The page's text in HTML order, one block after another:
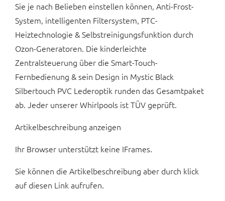
Sie je nach Belieben einstellen können, Anti-Frost-
System, intelligenten Filtersystem, PTC-
Heiztechnologie & Selbstreinigungsfunktion durch
Ozon-Generatoren. Die kinderleichte
Zentralsteuerung über die Smart-Touch-
Fernbedienung & sein Design in Mystic Black
Silbertouch PVC Lederoptik runden das Gesamtpaket
ab. Jeder unserer Whirlpools ist TÜV geprüft.
Artikelbeschreibung anzeigen
Ihr Browser unterstützt keine IFrames.
Sie können die Artikelbeschreibung aber durch klick
auf diesen Link aufrufen.